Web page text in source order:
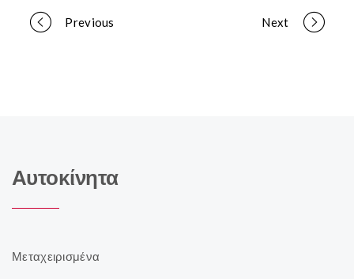
Portfolio
Previous Next
Αυτοκίνητα
Μεταχειρισμένα